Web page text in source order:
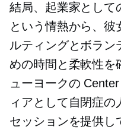
結局、起業家として
という情熱から、
ルティングとボラン
めの時間と柔軟性を
ューヨークの
ィアとして自閉症
セッションを提供し